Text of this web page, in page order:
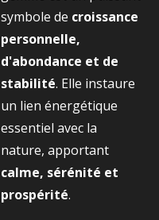
symbole de croissance
personnelle,
d'abondance et de
stabilité. Elle instaure
un lien énergétique
essentiel avec la
nature, apportant
calme, sérénité et
prospérité.